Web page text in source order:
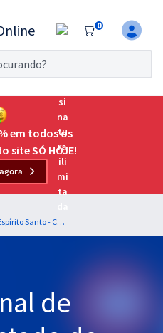
0
7 dias!
o Exame da
as principais
em todos os
site SÓ HOJE!
TJ ES - Tribunal de Justiça do Estado do Espírito Santo - Cargo 1 - Analista Judiciário - Área Administrativa (Módulo Especial) (Pré-Edital)
de